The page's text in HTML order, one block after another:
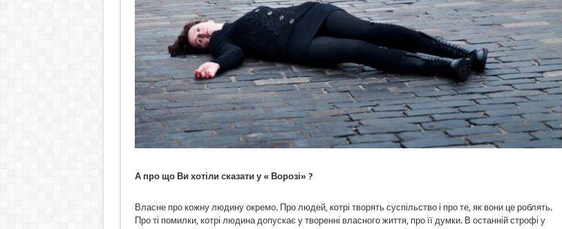
А про що Ви хотіли сказати у « Ворозі» ?
Власне про кожну людину окремо. Про людей, котрі творять суспільство і про те, як вони це роблять.
Про ті помилки, котрі людина допускає у творенні власного життя, про її думки. В останній строфі у